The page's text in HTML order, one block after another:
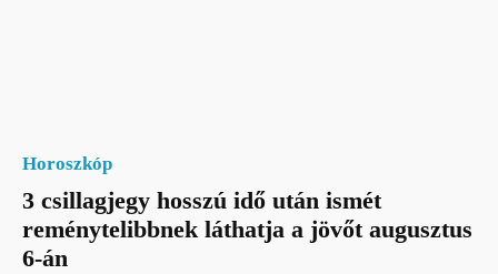
Horoszkóp
3 csillagjegy hosszú idő után ismét
reménytelibbnek láthatja a jövőt augusztus
6-án